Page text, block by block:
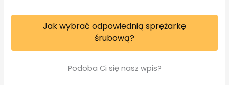
Jak wybrać odpowiednią sprężarkę
śrubową?
Podoba Ci się nasz wpis?